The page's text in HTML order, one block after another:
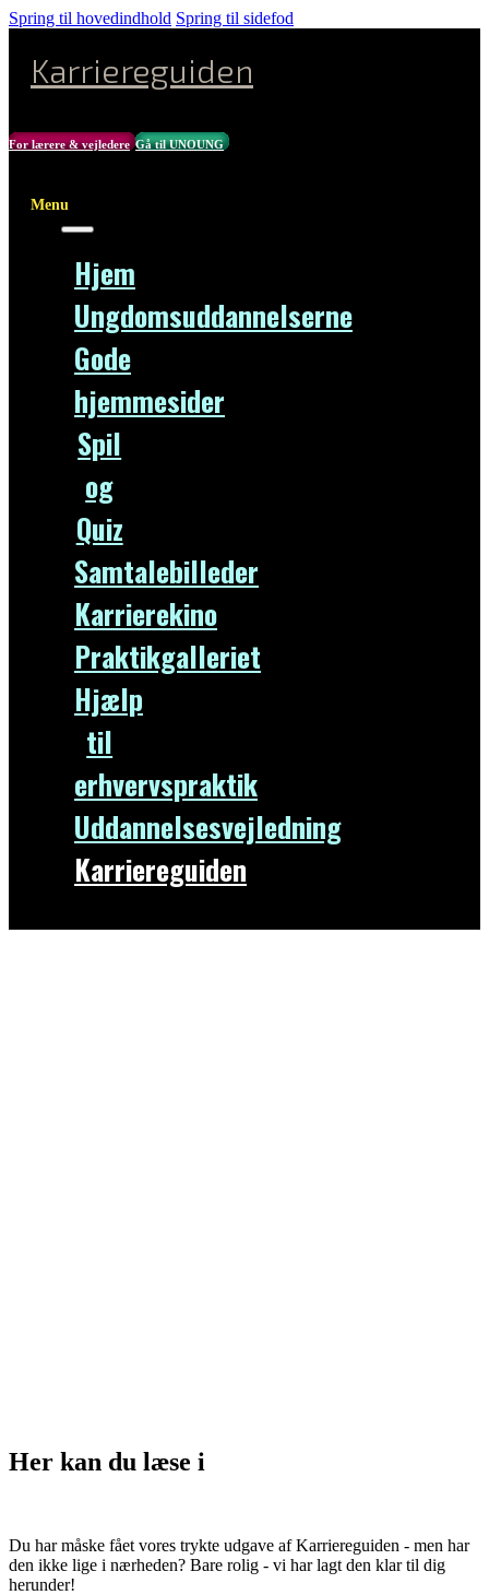
Spring til hovedindhold Spring til sidefod
Karriereguiden
For lærere & vejledere Gå til UNOUNG
Menu
Hjem
Ungdomsuddannelserne
Gode
hjemmesider
Spil
og
Quiz
Samtalebilleder
Karrierekino
Praktikgalleriet
Hjælp
til
erhvervspraktik
Uddannelsesvejledning
Karriereguiden
Her kan du læse i
Du har måske fået vores trykte udgave af Karriereguiden - men har
den ikke lige i nærheden? Bare rolig - vi har lagt den klar til dig
herunder!